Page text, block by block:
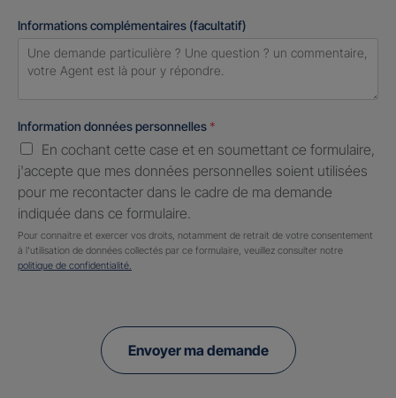
Informations complémentaires (facultatif)
Information données personnelles *
En cochant cette case et en soumettant ce formulaire,
j'accepte que mes données personnelles soient utilisées
pour me recontacter dans le cadre de ma demande
indiquée dans ce formulaire.
Pour connaitre et exercer vos droits, notamment de retrait de votre consentement
à l'utilisation de données collectés par ce formulaire, veuillez consulter notre
politique de confidentialité.
Envoyer ma demande